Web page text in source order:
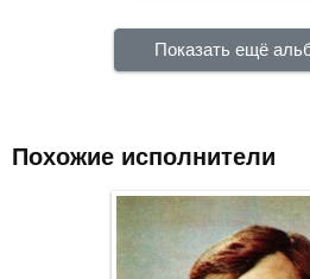
Показать ещё
Похожие исполнители